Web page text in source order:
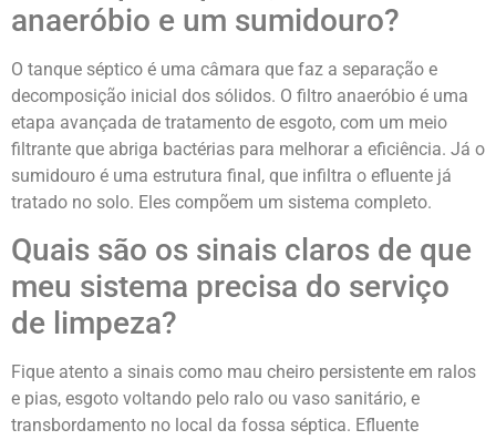
anaeróbio e um sumidouro?
O tanque séptico é uma câmara que faz a separação e
decomposição inicial dos sólidos. O filtro anaeróbio é uma
etapa avançada de tratamento de esgoto, com um meio
filtrante que abriga bactérias para melhorar a eficiência. Já o
sumidouro é uma estrutura final, que infiltra o efluente já
tratado no solo. Eles compõem um sistema completo.
Quais são os sinais claros de que
meu sistema precisa do serviço
de limpeza?
Fique atento a sinais como mau cheiro persistente em ralos
e pias, esgoto voltando pelo ralo ou vaso sanitário, e
transbordamento no local da fossa séptica. Efluente